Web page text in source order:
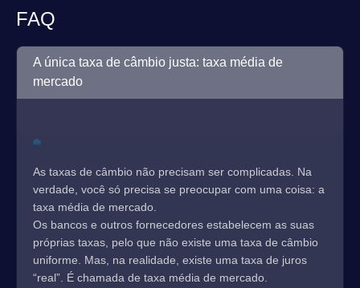
FAQ
A única taxa de câmbio justa: taxa média de
mercado
As taxas de câmbio não precisam ser complicadas. Na
verdade, você só precisa se preocupar com uma coisa: a
taxa média de mercado.
Os bancos e outros fornecedores estabelecem as suas
próprias taxas, pelo que não existe uma taxa de câmbio
uniforme. Mas, na realidade, existe uma taxa de juros
“real”. É chamada de taxa média de mercado.